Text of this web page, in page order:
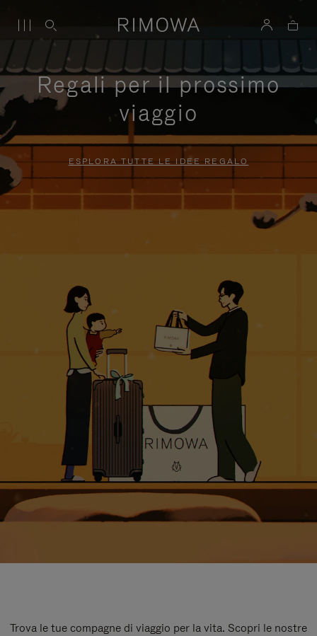
Regali per il prossimo
viaggio
ESPLORA TUTTE LE IDEE REGALO
Trova le tue compagne di viaggio per la vita. Scopri le nostre